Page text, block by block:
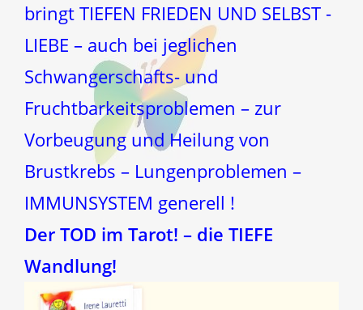
bringt TIEFEN FRIEDEN UND SELBST -
LIEBE – auch bei jeglichen
Schwangerschafts- und
Fruchtbarkeitsproblemen – zur
Vorbeugung und Heilung von
Brustkrebs – Lungenproblemen –
IMMUNSYSTEM generell !
Der TOD im Tarot! – die TIEFE
Wandlung!